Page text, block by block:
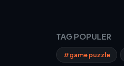
TAG POPULER
#game puzzle